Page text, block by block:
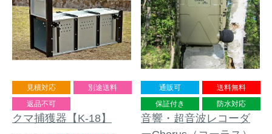
見積対応
別途送料
返品不可
クマ捕獲器【K-18】
通販可
送料無料
保証付き
防水対応
音響・超音波レコーダ